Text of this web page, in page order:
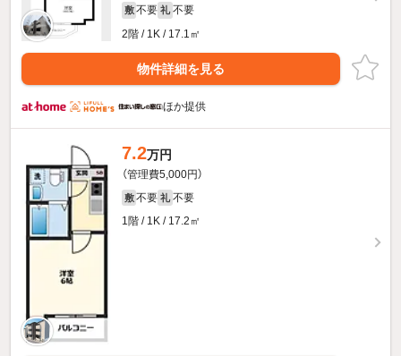
敷 不要 礼 不要
2階 / 1K / 17.1㎡
物件詳細を見る
ほか提供
7.2万円
（管理費5,000円）
敷 不要 礼 不要
1階 / 1K / 17.2㎡